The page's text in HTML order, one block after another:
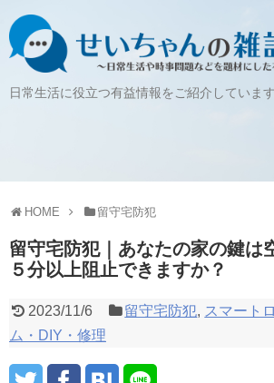
日常生活に役立つ有益情報をご紹介しています
HOME 留守宅防犯
留守宅防犯｜あなたの家の鍵は
５分以上阻止できますか？
2023/11/6 留守宅防犯, スマート
ム・DIY・修理